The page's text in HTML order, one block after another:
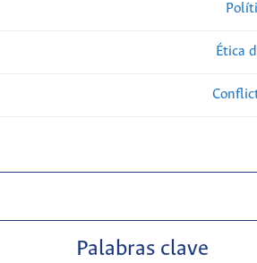
Ética
Palabras clave